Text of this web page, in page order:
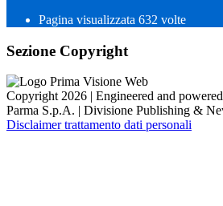
Pagina visualizzata 632 volte
Sezione Copyright
Copyright 2026 | Engineered and
Parma S.p.A. | Divisione Publishing &
Disclaimer trattamento dati personali